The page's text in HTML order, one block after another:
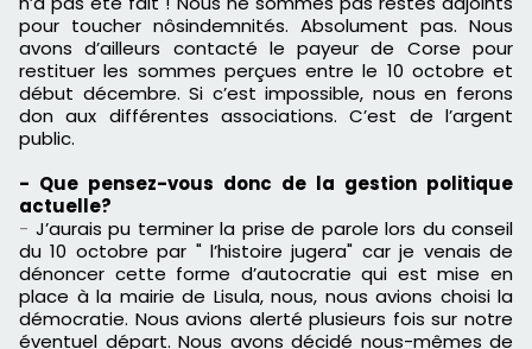
pour toucher nôsindemnités. Absolument pas. Nous
avons d’ailleurs contacté le payeur de Corse pour
restituer les sommes perçues entre le 10 octobre et
début décembre. Si c’est impossible, nous en ferons
don aux différentes associations. C’est de l’argent
public.
- Que pensez-vous donc de la gestion politique
actuelle?
- J’aurais pu terminer la prise de parole lors du conseil
du 10 octobre par " l’histoire jugera" car je venais de
dénoncer cette forme d’autocratie qui est mise en
place à la mairie de Lisula, nous, nous avions choisi la
démocratie. Nous avions alerté plusieurs fois sur notre
éventuel départ. Nous avons décidé nous-mêmes de